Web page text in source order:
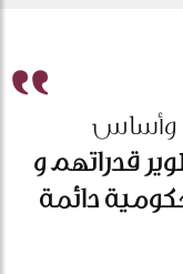
وأساس
قدراتهم و
دائمة